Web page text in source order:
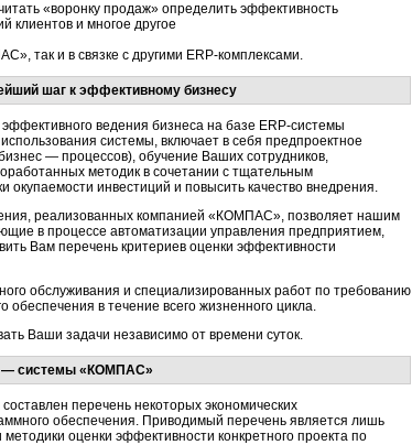
«воронку продаж» определить эффективность
клиентов и многое другое
так и в связке с другими ERP-комплексами.
шаг к эффективному бизнесу
ведения бизнеса на базе ERP-системы
системы, включает в себя предпроектное
— процессов), обучение Ваших сотрудников,
методик в сочетании с тщательным
инвестиций и повысить качество внедрения.
реализованных компанией «КОМПАС», позволяет нашим
в процессе автоматизации управления предприятием,
Вам перечень критериев оценки эффективности
обслуживания и специализированных работ по требованию
обеспечения в течение всего жизненного цикла.
Ваши задачи независимо от времени суток.
— системы «КОМПАС»
перечень некоторых экономических
обеспечения. Приводимый перечень является лишь
оценки эффективности конкретного проекта по